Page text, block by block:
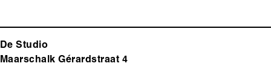
De Studio
Maarschalk Gérardstraat 4